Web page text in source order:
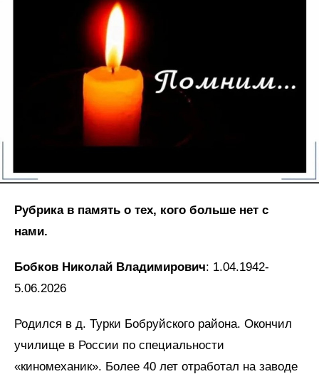
Рубрика в память о тех, кого больше нет с
нами.
Бобков Николай Владимирович: 1.04.1942-
5.06.2026
Родился в д. Турки Бобруйского района. Окончил
училище в России по специальности
«киномеханик». Более 40 лет отработал на заводе